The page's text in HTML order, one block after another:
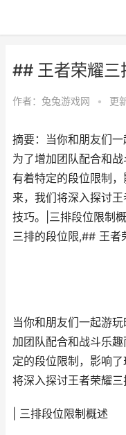
## 王者荣耀三
作者： 兔兔游戏网 • 更
摘要：当你和朋友们
为了增加团队配合和
有着特定的段位限制
来，我们将深入探讨
技巧。|三排段位限制
三排的段位限,## 王者
当你和朋友们一起游
加团队配合和战斗乐
定的段位限制，影响
将深入探讨王者荣耀三
| 三排段位限制概述